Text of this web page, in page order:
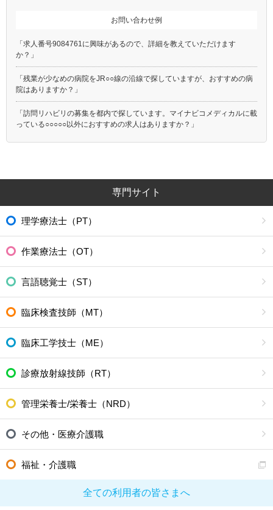
お問い合わせ例
「求人番号9084761に興味があるので、詳細を教えていただけます
か？」
「残業が少なめの病院をJR○○線の沿線で探していますが、おすすめの病
院はありますか？」
「訪問リハビリの募集を都内で探しています。マイナビコメディカルに載
っている○○○○○以外におすすめの求人はありますか？」
専門サイト
理学療法士（PT）
作業療法士（OT）
言語聴覚士（ST）
臨床検査技師（MT）
臨床工学技士（ME）
診療放射線技師（RT）
管理栄養士/栄養士（NRD）
その他・医療介護職
福祉・介護職
全ての利用者の皆さまへ